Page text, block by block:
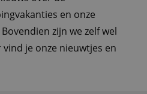
en onze
zijn we zelf wel
je onze nieuwtjes en